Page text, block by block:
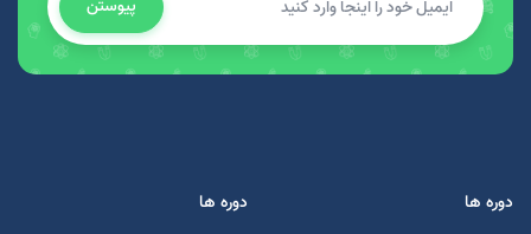
پیوستن
دوره ها دوره ها